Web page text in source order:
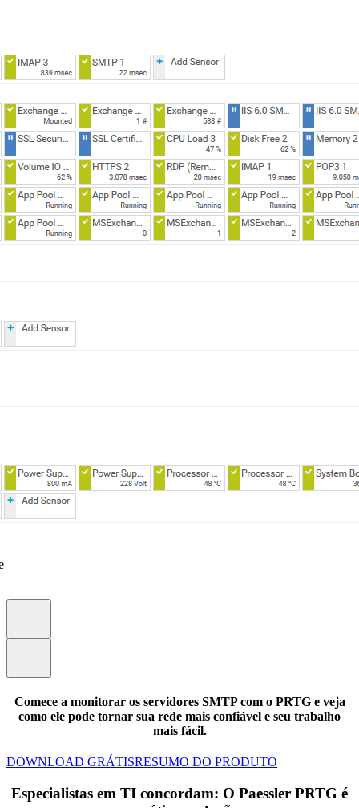
Comece a monitorar os servidores SMTP com o PRTG e veja
como ele pode tornar sua rede mais confiável e seu trabalho
mais fácil.
DOWNLOAD GRÁTISRESUMO DO PRODUTO
Especialistas em TI concordam: O Paessler PRTG é